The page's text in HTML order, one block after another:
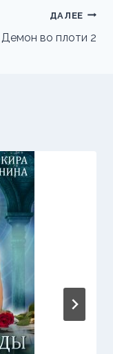
ДАЛЕЕ
Демон во плоти 2